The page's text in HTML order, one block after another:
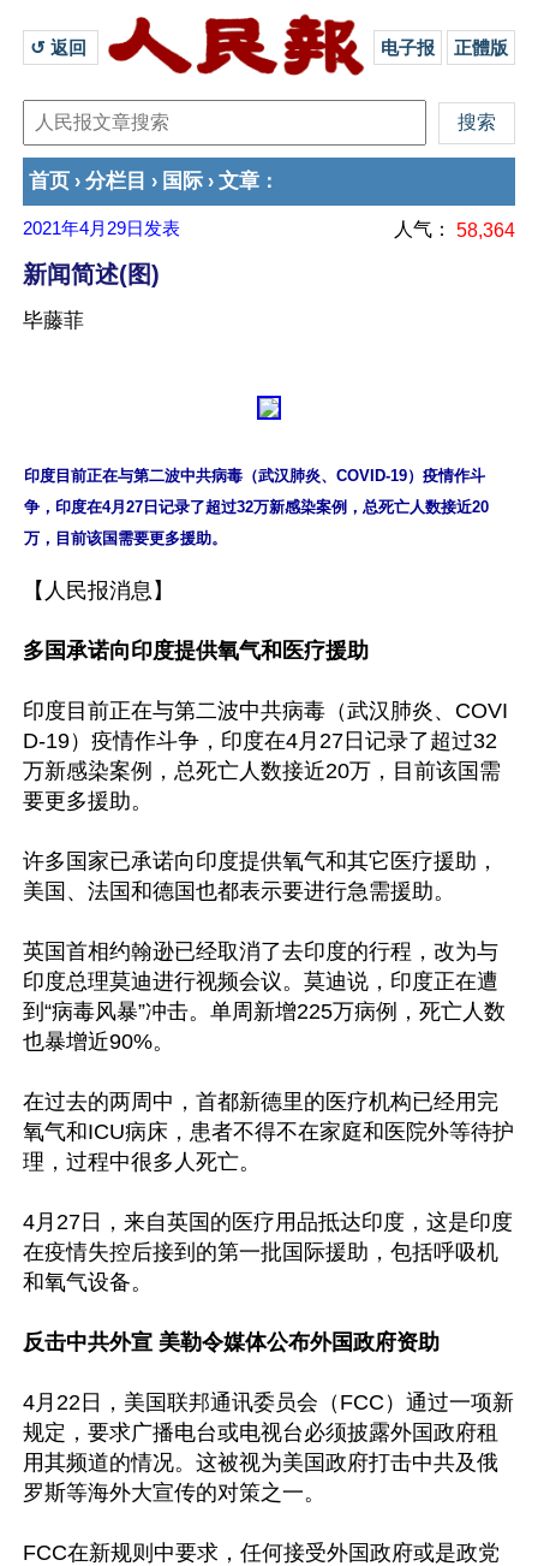
↺ 返回 电子报 正體版
首页 › 分栏目 › 国际 › 文章 ：
2021年4月29日 发表 人气： 58,364
新闻简述(图)
毕藤菲
印度目前正在与第二波中共病毒（武汉肺炎、COVID-19）疫情作斗
争，印度在4月27日记录了超过32万新感染案例，总死亡人数接近20
【人民报消息】
多国承诺向印度提供氧气和医疗援助
印度目前正在与第二波中共病毒（武汉肺炎、COVI
D-19）疫情作斗争，印度在4月27日记录了超过32
万新感染案例，总死亡人数接近20万，目前该国需
要更多援助。
许多国家已承诺向印度提供氧气和其它医疗援助，
美国、法国和德国也都表示要进行急需援助。
英国首相约翰逊已经取消了去印度的行程，改为与
印度总理莫迪进行视频会议。莫迪说，印度正在遭
到“病毒风暴”冲击。单周新增225万病例，死亡人数
也暴增近90%。
在过去的两周中，首都新德里的医疗机构已经用完
氧气和ICU病床，患者不得不在家庭和医院外等待护
理，过程中很多人死亡。
4月27日，来自英国的医疗用品抵达印度，这是印度
在疫情失控后接到的第一批国际援助，包括呼吸机
和氧气设备。
反击中共外宣 美勒令媒体公布外国政府资助
4月22日，美国联邦通讯委员会（FCC）通过一项新
规定，要求广播电台或电视台必须披露外国政府租
用其频道的情况。这被视为美国政府打击中共及俄
罗斯等海外大宣传的对策之一。
FCC在新规则中要求，任何接受外国政府或是政党